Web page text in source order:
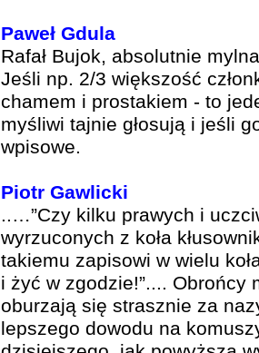
Paweł Gdula
Rafał Bujok, absolutnie
Jeśli np. 2/3 większość
chamem i prostakiem - to
myśliwi tajnie głosują i jeśli
wpisowe.
Piotr Gawlicki
..…”Czy kilku prawych i
wyrzuconych z koła
takiemu zapisowi w wielu
i żyć w zgodzie!”.... Obrońcy
oburzają się strasznie za
lepszego dowodu na